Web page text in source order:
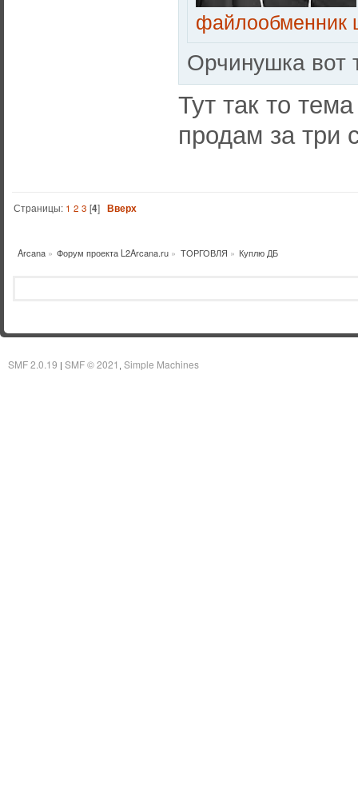
файлообменник
Орчинушка вот
Тут так то
продам за три
Страницы: 1 2 3 [4]Вверх
Arcana» Форум проекта L2Arcana.ru » ТОРГОВЛЯ » Куплю ДБ
SMF 2.0.19 SMF © 2021 Simple Machines